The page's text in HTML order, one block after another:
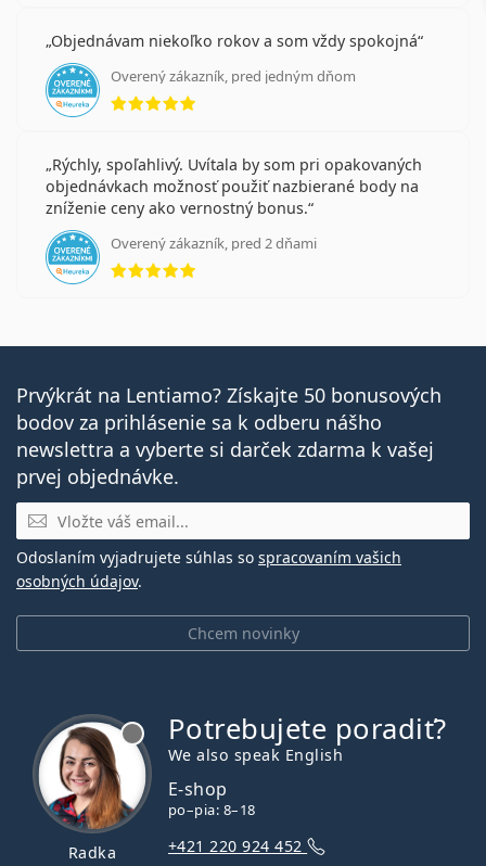
Objednávam niekoľko rokov a som vždy spokojná
Overený zákazník, pred jedným dňom
hodnotenie 5 z 5
Rýchly, spoľahlivý. Uvítala by som pri opakovaných
objednávkach možnosť použiť nazbierané body na
zníženie ceny ako vernostný bonus.
Overený zákazník, pred 2 dňami
hodnotenie 5 z 5
Prvýkrát na Lentiamo? Získajte 50 bonusových
bodov za prihlásenie sa k odberu nášho
newslettra a vyberte si darček zdarma k vašej
prvej objednávke.
E-mail
Chcem novinky
Odoslaním vyjadrujete súhlas so spracovaním vašich
osobných údajov.
Radka
Potrebujete poradiť?
We also speak English
E-shop
po–pia: 8–18
+421 220 924 452